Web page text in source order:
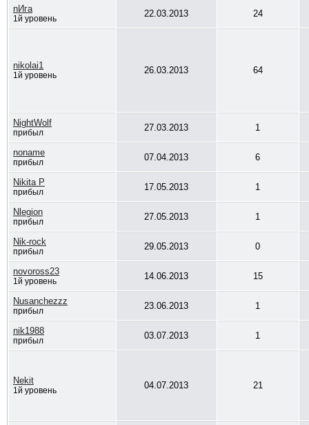
nИга
1й уровень 22.03.2013 24
nikolai1
1й уровень 26.03.2013 64
NightWolf
прибыл 27.03.2013 1
noname
прибыл 07.04.2013 6
Nikita P
прибыл 17.05.2013 1
Nlegion
прибыл 27.05.2013 1
Nik-rock
прибыл 29.05.2013 0
novoross23
1й уровень 14.06.2013 15
Nusanchezzz
прибыл 23.06.2013 1
nik1988
прибыл 03.07.2013 1
Nekit
1й уровень 04.07.2013 21